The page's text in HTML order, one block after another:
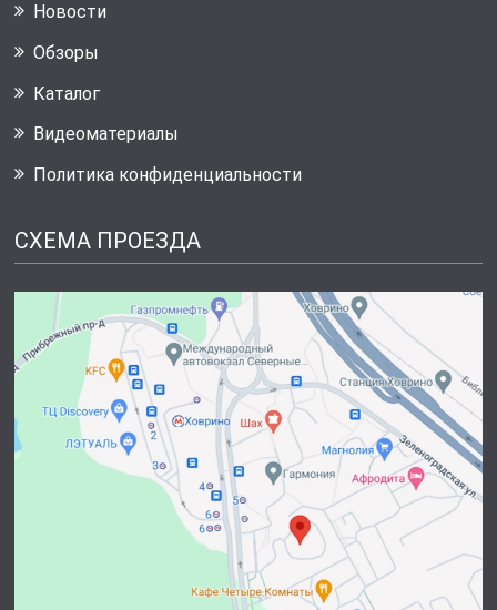
Новости
Обзоры
Каталог
Видеоматериалы
Политика конфиденциальности
СХЕМА ПРОЕЗДА